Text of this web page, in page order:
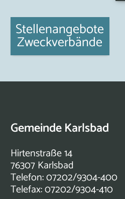
Stellenangebote
Zweckverbände
Gemeinde Karlsbad
Hirtenstraße 14
76307 Karlsbad
Telefon: 07202/9304-400
Telefax: 07202/9304-410